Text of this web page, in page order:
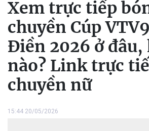
Xem trực tiếp
chuyền Cúp
Điền 2026 ở đâu,
nào? Link trực
chuyền nữ
15:44 20/05/2026